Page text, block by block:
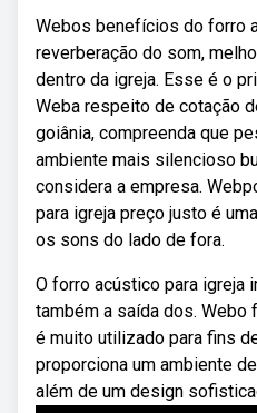
Webos benefícios do forro
reverberação do som,
dentro da igreja. Esse é o
Weba respeito de cotação
goiânia, compreenda que
ambiente mais silencioso
considera a empresa.
para igreja preço justo é
os sons do lado de fora.
O forro acústico para igreja
também a saída dos. Webo
é muito utilizado para fins
proporciona um ambiente
além de um design